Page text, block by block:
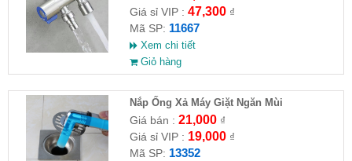
Giá sỉ VIP : 47,300₫
Mã SP: 11667
Xem chi tiết
Giỏ hàng
Nắp Ống Xả Máy Giặt Ngăn Mùi
Giá bán : 21,000₫
Giá sỉ VIP : 19,000₫
Mã SP: 13352